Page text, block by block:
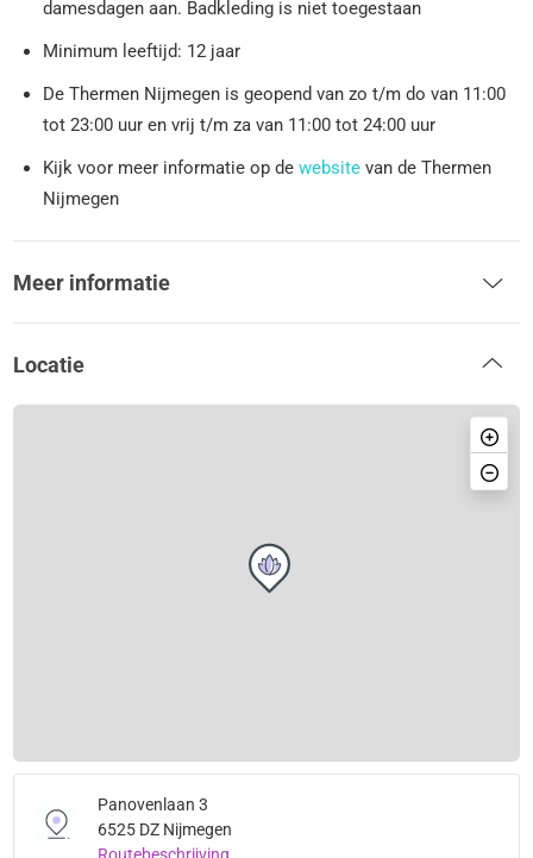
damesdagen aan. Badkleding is niet toegestaan
Minimum leeftijd: 12 jaar
De Thermen Nijmegen is geopend van zo t/m do van 11:00
tot 23:00 uur en vrij t/m za van 11:00 tot 24:00 uur
Kijk voor meer informatie op de website van de Thermen
Nijmegen
Meer informatie
Locatie
Panovenlaan 3
6525 DZ Nijmegen